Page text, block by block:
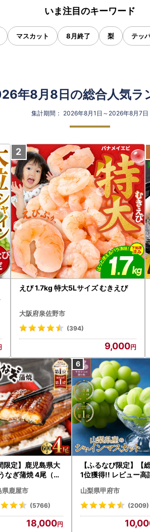
いま注目のキーワード
マスカット 8月終了 梨 テッ
年8月8日の総合人気ラ
集計期間： 2026年8月1日～2026年8月7日
えび 1.7kg 特大5Lサイズ むきえび
大阪府泉佐野市
(394)
9,000
限定】鹿児島県大
なぎ蒲焼 4尾（60
なぎ 鰻 魚 惣菜 総
県鹿屋市
(5766)
18,000
【ふるなび限定】【
1位獲得!! レビュー高
〉山梨県産 シャイン
カット 2～3房（1.0kg
N-Limited-SP
山梨県甲府市
(2009)